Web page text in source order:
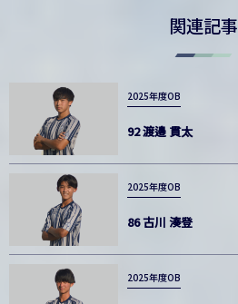
関連記事
2025年度OB
92 渡邉 貫太
2025年度OB
86 古川 湊登
2025年度OB